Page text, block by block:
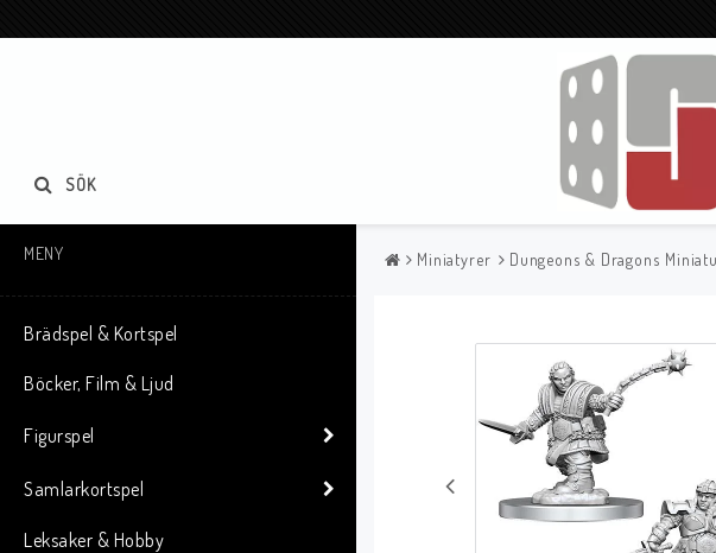
SÖK
MENY
Brädspel & Kortspel
Böcker, Film & Ljud
Figurspel
Samlarkortspel
Leksaker & Hobby
Miniatyrer Dungeons & Dragons